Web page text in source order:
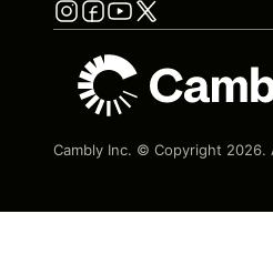
Cambly Inc. © Copyright 2026.